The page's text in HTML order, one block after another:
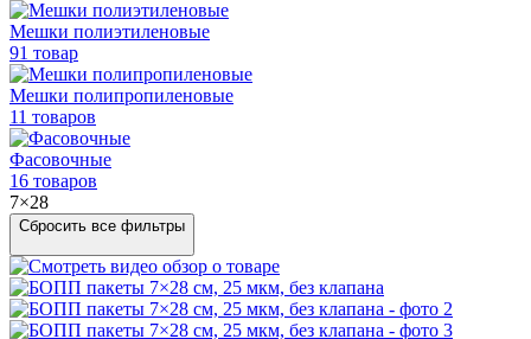
Мешки полиэтиленовые
91 товар
Мешки полипропиленовые
11 товаров
Фасовочные
16 товаров
7×28
Сбросить все фильтры